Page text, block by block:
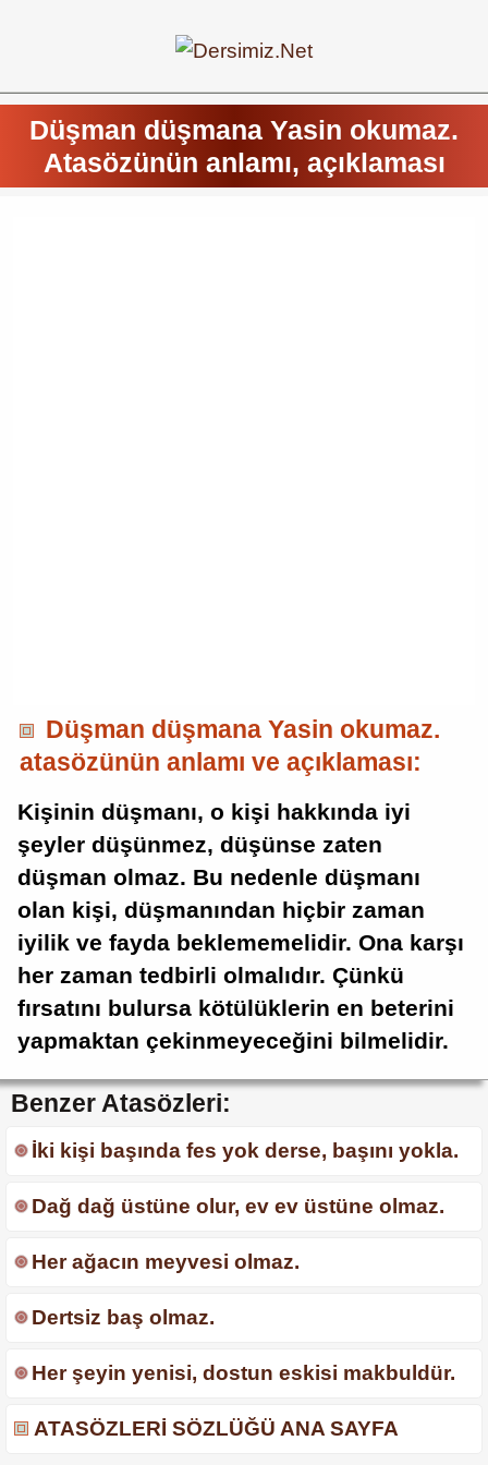
Düşman düşmana Yasin okumaz.
Atasözünün anlamı, açıklaması
Düşman düşmana Yasin okumaz.
atasözünün anlamı ve açıklaması:
Kişinin düşmanı, o kişi hakkında iyi
şeyler düşünmez, düşünse zaten
düşman olmaz. Bu nedenle düşmanı
olan kişi, düşmanından hiçbir zaman
iyilik ve fayda beklememelidir. Ona karşı
her zaman tedbirli olmalıdır. Çünkü
fırsatını bulursa kötülüklerin en beterini
yapmaktan çekinmeyeceğini bilmelidir.
Benzer Atasözleri:
İki kişi başında fes yok derse, başını yokla.
Dağ dağ üstüne olur, ev ev üstüne olmaz.
Her ağacın meyvesi olmaz.
Dertsiz baş olmaz.
Her şeyin yenisi, dostun eskisi makbuldür.
ATASÖZLERİ SÖZLÜĞÜ ANA SAYFA